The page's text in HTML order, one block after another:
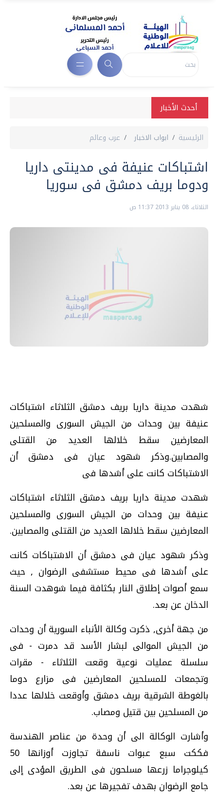
أحدث الأخبار
الرئيسية ابواب الاخبار عرب وعالم
اشتباكات عنيفة فى مدينتى داريا
ودوما بريف دمشق فى سوريا
الثلاثاء، 08 يناير 2013 11:37 ص
شهدت مدينة داريا بريف دمشق الثلاثاء اشتباكات
عنيفة بين وحدات من الجيش السورى والمسلحين
المعارضين سقط خلالها العديد من القتلى
والمصابين.وذكر شهود عيان فى دمشق أن
الاشتباكات كانت على أشدها فى
شهدت مدينة داريا بريف دمشق الثلاثاء اشتباكات
عنيفة بين وحدات من الجيش السورى والمسلحين
المعارضين سقط خلالها العديد من القتلى والمصابين.
وذكر شهود عيان فى دمشق أن الاشتباكات كانت
على أشدها فى محيط مستشفى الرضوان , حيث
سمع أصوات إطلاق النار بكثافة فيما شوهدت السنة
الدخان عن بعد.
من جهة أخرى, ذكرت وكالة الأنباء السورية أن وحدات
من الجيش الموالى لبشار الأسد قد دمرت - فى
سلسلة عمليات نوعية وقعت الثلاثاء - مقرات
وتجمعات للمسلحين المعارضين فى مزارع دوما
بالغوطة الشرقية بريف دمشق وأوقعت خلالها عددا
من المسلحين بين قتيل ومصاب.
وأشارت الوكالة الى أن وحدة من عناصر الهندسة
فككت سبع عبوات ناسفة تجاوزت أوزانها 50
كيلوجراما زرعها مسلحون فى الطريق المؤدى إلى
جامع الرضوان بهدف تفجيرها عن بعد.